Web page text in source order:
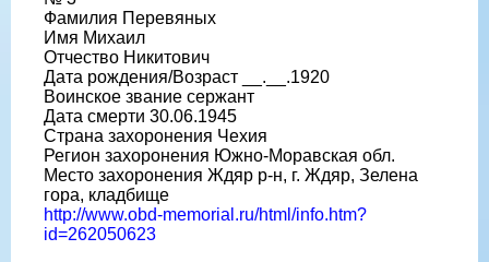
Фамилия Перевяных
Имя Михаил
Отчество Никитович
Дата рождения/Возраст __.__.1920
Воинское звание сержант
Дата смерти 30.06.1945
Страна захоронения Чехия
Регион захоронения Южно-Моравская обл.
Место захоронения Ждяр р-н, г. Ждяр, Зелена
гора, кладбище
http://www.obd-memorial.ru/html/info.htm?
id=262050623